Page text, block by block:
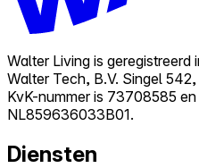
Walter Living is geregistreerd
Walter Tech, B.V. Singel
KvK-nummer is 73708585
NL859636033B01.
Diensten